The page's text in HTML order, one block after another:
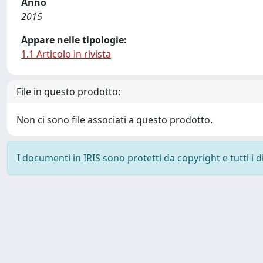
2015
Appare nelle tipologie:
1.1 Articolo in rivista
File in questo prodotto:
Non ci sono file associati a questo prodotto.
I documenti in IRIS sono protetti da copyright e tutti i